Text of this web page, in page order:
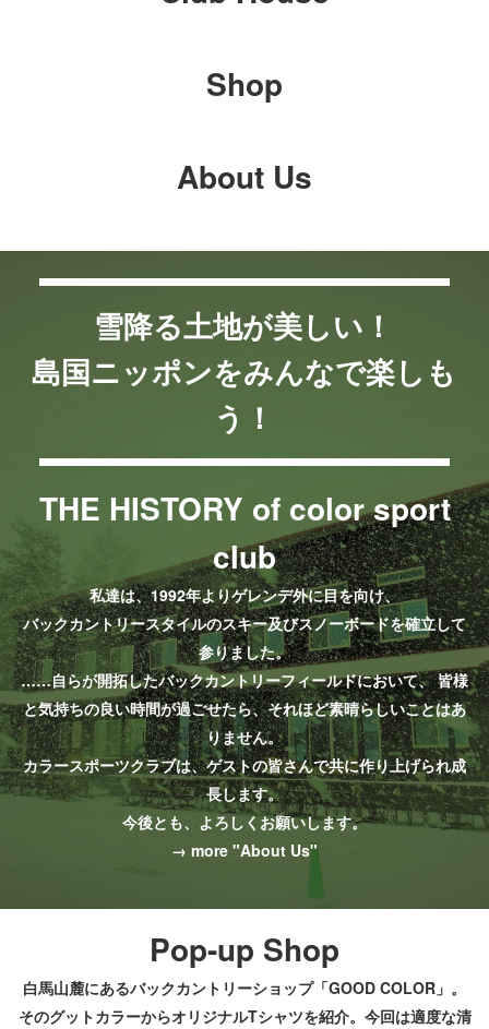
開していきます。それぞれのポップアップには、それぞれの”笑
Shop
About Us
雪降る土地が美しい！
島国ニッポンをみんなで楽しも
う！
THE HISTORY of color sport
club
私達は、1992年よりゲレンデ外に目を向け、
バックカントリースタイルのスキー及びスノーボードを確立して
参りました。
……自らが開拓したバックカントリーフィールドにおいて、 皆様
と気持ちの良い時間が過ごせたら、それほど素晴らしいことはあ
りません。
カラースポーツクラブは、ゲストの皆さんで共に作り上げられ成
長します。
今後とも、よろしくお願いします。
→ more "About Us"
Pop-up Shop
白馬山麓にあるバックカントリーショップ「GOOD COLOR」。
そのグットカラーからオリジナルTシャツを紹介。今回は適度な清